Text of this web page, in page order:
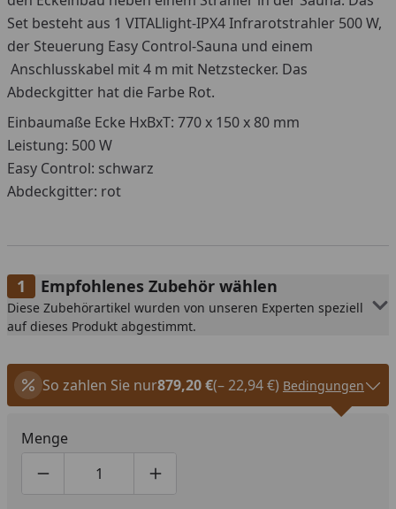
Set besteht aus 1 VITALlight-IPX4 Infrarotstrahler 500 W,
der Steuerung Easy Control-Sauna und einem
Anschlusskabel mit 4 m mit Netzstecker. Das
Abdeckgitter hat die Farbe Rot.
Einbaumaße Ecke HxBxT: 770 x 150 x 80 mm
Leistung: 500 W
Easy Control: schwarz
Abdeckgitter: rot
Empfohlenes Zubehör wählen
Diese Zubehörartikel wurden von unseren Experten speziell
auf dieses Produkt abgestimmt.
So zahlen Sie nur879,20 €(– 22,94 €) Bedingungen
Menge
Produktmenge um eins verringern
Produktmenge manuell eingeben
Produktmenge um eins erhöhen